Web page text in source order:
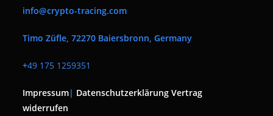
info@crypto-tracing.com
Timo Züfle, 72270 Baiersbronn, Germany
+49 175 1259351
Impressum| Datenschutzerklärung Vertrag
widerrufen